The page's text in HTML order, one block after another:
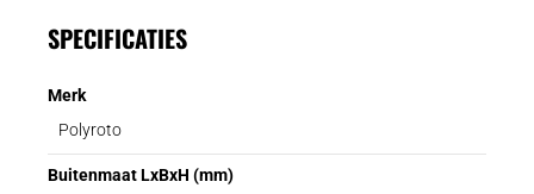
SPECIFICATIES
Merk
Polyroto
Buitenmaat LxBxH (mm)